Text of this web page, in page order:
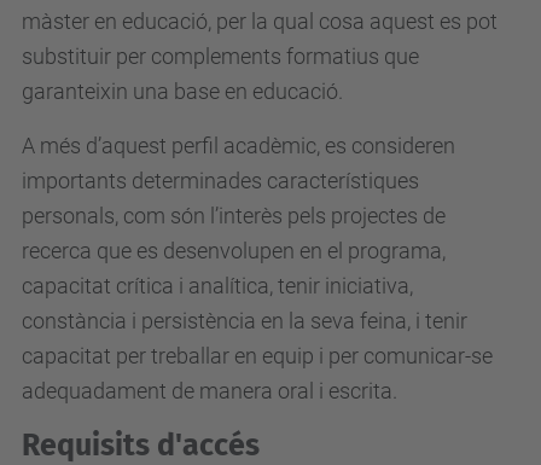
màster en educació, per la qual cosa aquest es pot
substituir per complements formatius que
garanteixin una base en educació.
A més d’aquest perfil acadèmic, es consideren
importants determinades característiques
personals, com són l’interès pels projectes de
recerca que es desenvolupen en el programa,
capacitat crítica i analítica, tenir iniciativa,
constància i persistència en la seva feina, i tenir
capacitat per treballar en equip i per comunicar-se
adequadament de manera oral i escrita.
Requisits d'accés